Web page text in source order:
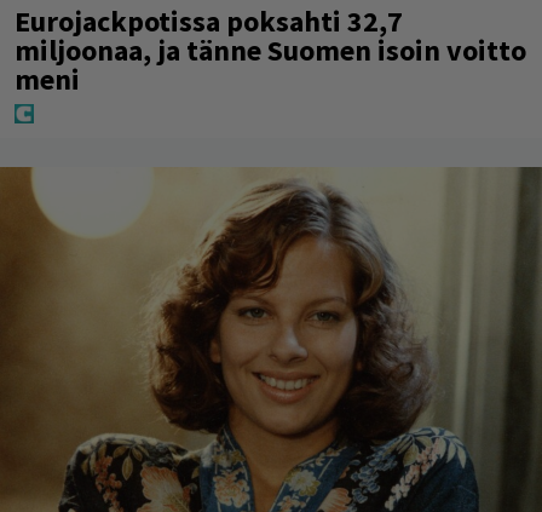
Eurojackpotissa poksahti 32,7
miljoonaa, ja tänne Suomen isoin voitto
meni